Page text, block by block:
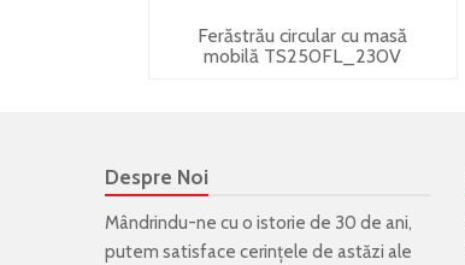
Ferăstrău circular cu masă
mobilă TS250FL_230V
Despre Noi
Mândrindu-ne cu o istorie de 30 de ani,
putem satisface cerințele de astăzi ale